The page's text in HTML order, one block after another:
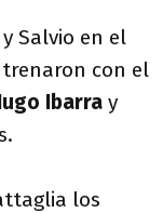
Salvio en el
con el
Ibarra y
los